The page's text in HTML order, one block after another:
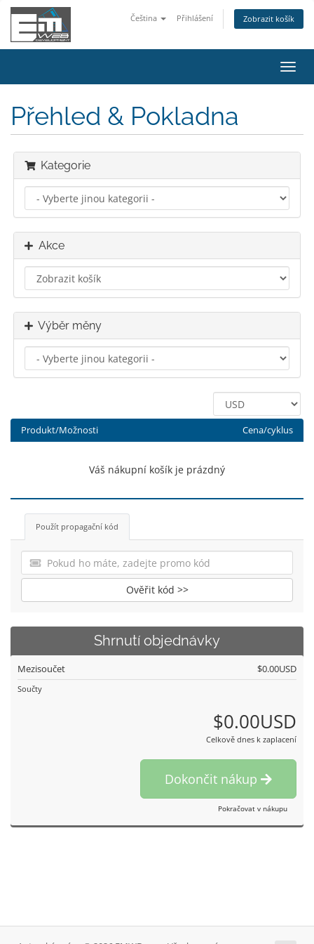
Čeština Přihlášení Zobrazit košík
Přehled & Pokladna
Kategorie
Akce
Výběr měny
Produkt/Možnosti Cena/cyklus
Váš nákupní košík je prázdný
Použít propagační kód
Ověřit kód >>
Shrnutí objednávky
Mezisoučet $0.00USD
Součty
$0.00USD
Celkově dnes k zaplacení
Dokončit nákup
Pokračovat v nákupu